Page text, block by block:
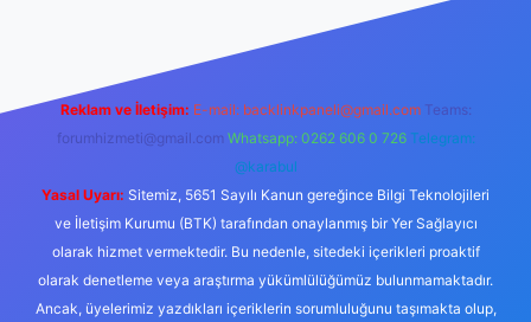
Reklam ve İletişim: E-mail: backlinkpaneli@gmail.com Teams:
forumhizmeti@gmail.com Whatsapp: 0262 606 0 726 Telegram:
@karabul
Yasal Uyarı: Sitemiz, 5651 Sayılı Kanun gereğince Bilgi Teknolojileri
ve İletişim Kurumu (BTK) tarafından onaylanmış bir Yer Sağlayıcı
olarak hizmet vermektedir. Bu nedenle, sitedeki içerikleri proaktif
olarak denetleme veya araştırma yükümlülüğümüz bulunmamaktadır.
Ancak, üyelerimiz yazdıkları içeriklerin sorumluluğunu taşımakta olup,